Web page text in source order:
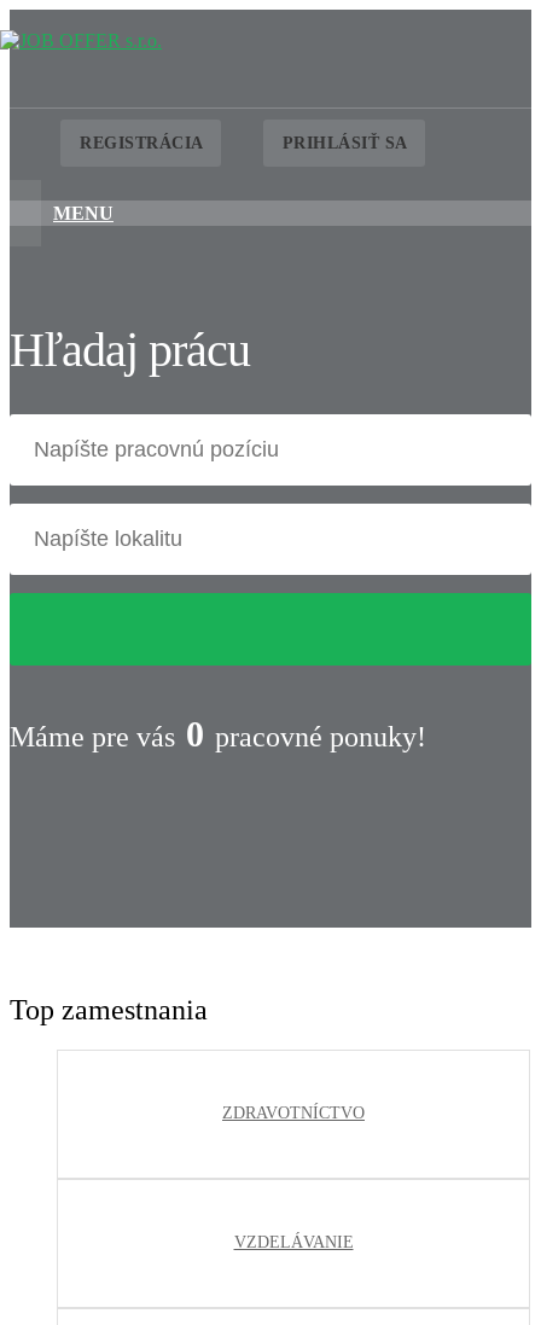
REGISTRÁCIA PRIHLÁSIŤ SA
MENU
Hľadaj prácu
Máme pre vás 0 pracovné ponuky!
Top zamestnania
ZDRAVOTNÍCTVO
VZDELÁVANIE